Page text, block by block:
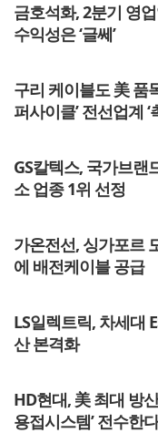
금호석화, 2분기 영
수익성은 ‘글쎄’
구리 케이블도 美 품
퍼사이클’ 전선업계 ‘
GS칼텍스, 국가브랜
소 업종 1위 선정
가온전선, 싱가포르
에 배전케이블 공급
LS일렉트릭, 차세대
산 본격화
HD현대, 美 최대 방
용접시스템’ 전수한다